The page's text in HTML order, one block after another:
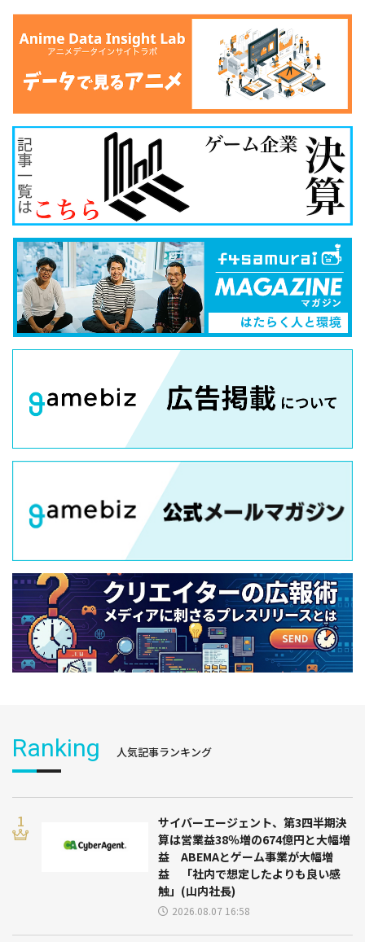
Ranking 人気記事ランキング
サイバーエージェント、第3四半期決
算は営業益38％増の674億円と大幅増
益 ABEMAとゲーム事業が大幅増
益 「社内で想定したよりも良い感
触」(山内社長)
2026.08.07 16:58